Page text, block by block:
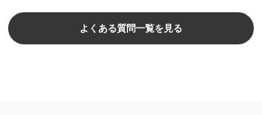
よくある質問一覧を見る